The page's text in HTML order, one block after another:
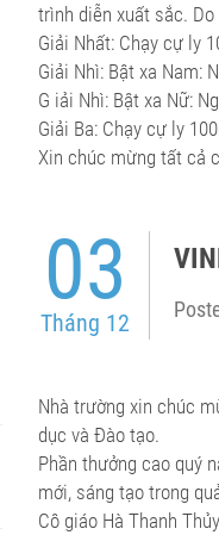
trình diễn xuất sắc.
Giải Nhất: Chạy cự ly
Giải Nhì: Bật xa Nam:
G iải Nhì: Bật xa Nữ:
Giải Ba: Chạy cự ly
Xin chúc mừng tất cả
03
Tháng 12
Nhà trường xin chúc
dục và Đào tạo.
Phần thưởng cao quý
mới, sáng tạo trong
Cô giáo Hà Thanh